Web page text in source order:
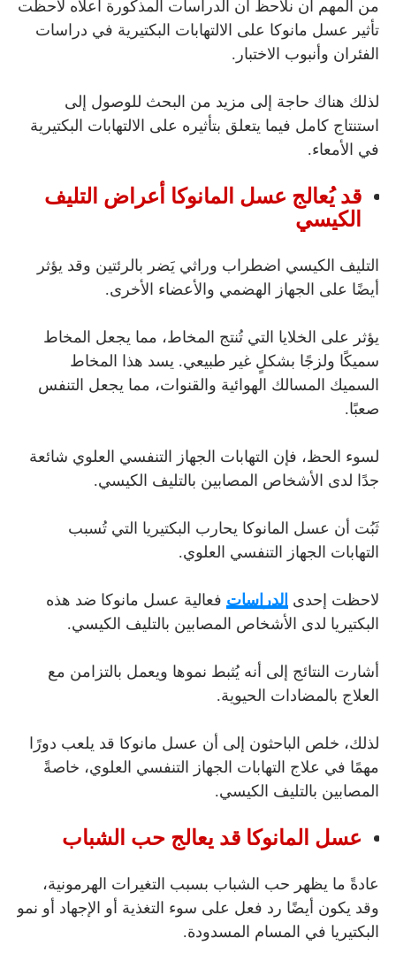
من المهم أن نلاحظ أن الدراسات المذكورة أعلاه لاحظت
تأثير عسل مانوكا على الالتهابات البكتيرية في دراسات
الفئران وأنبوب الاختبار.
لذلك هناك حاجة إلى مزيد من البحث للوصول إلى
استنتاج كامل فيما يتعلق بتأثيره على الالتهابات البكتيرية
في الأمعاء.
قد يُعالج عسل المانوكا أعراض التليف
الكيسي
التليف الكيسي اضطراب وراثي يَضر بالرئتين وقد يؤثر
أيضًا على الجهاز الهضمي والأعضاء الأخرى.
يؤثر على الخلايا التي تُنتج المخاط، مما يجعل المخاط
سميكًا ولزجًا بشكلٍ غير طبيعي. يسد هذا المخاط
السميك المسالك الهوائية والقنوات، مما يجعل التنفس
صعبًا.
لسوء الحظ، فإن التهابات الجهاز التنفسي العلوي شائعة
جدًا لدى الأشخاص المصابين بالتليف الكيسي.
ثَبُت أن عسل المانوكا يحارب البكتيريا التي تُسبب
التهابات الجهاز التنفسي العلوي.
لاحظت إحدى الدراسات فعالية عسل مانوكا ضد هذه
البكتيريا لدى الأشخاص المصابين بالتليف الكيسي.
أشارت النتائج إلى أنه يُثبط نموها ويعمل بالتزامن مع
العلاج بالمضادات الحيوية.
لذلك، خلص الباحثون إلى أن عسل مانوكا قد يلعب دورًا
مهمًا في علاج التهابات الجهاز التنفسي العلوي، خاصةً
المصابين بالتليف الكيسي.
عسل المانوكا قد يعالج حب الشباب
عادةً ما يظهر حب الشباب بسبب التغيرات الهرمونية،
وقد يكون أيضًا رد فعل على سوء التغذية أو الإجهاد أو نمو
البكتيريا في المسام المسدودة.